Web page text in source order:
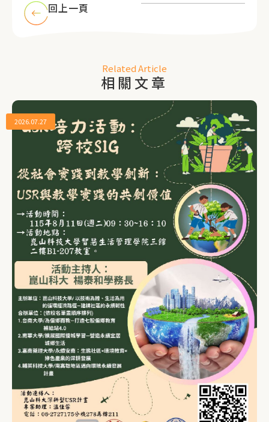
回上一頁
Related Article
相關文章
2026.07.27